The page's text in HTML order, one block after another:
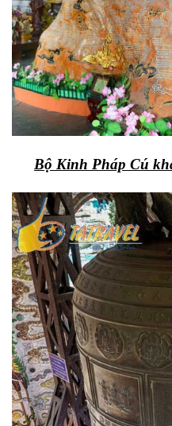
Bộ Kinh Pháp Cú